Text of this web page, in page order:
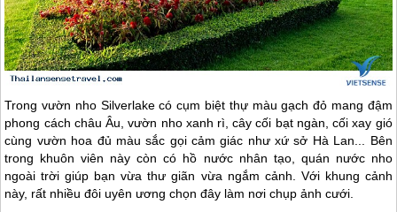
Trong vườn nho Silverlake có cụm biệt thự màu gạch đỏ mang đậm
phong cách châu Âu, vườn nho xanh rì, cây cối bạt ngàn, cối xay gió
cùng vườn hoa đủ màu sắc gọi cảm giác như xứ sở Hà Lan... Bên
trong khuôn viên này còn có hồ nước nhân tạo, quán nước nho
ngoài trời giúp bạn vừa thư giãn vừa ngắm cảnh. Với khung cảnh
này, rất nhiều đôi uyên ương chọn đây làm nơi chụp ảnh cưới.